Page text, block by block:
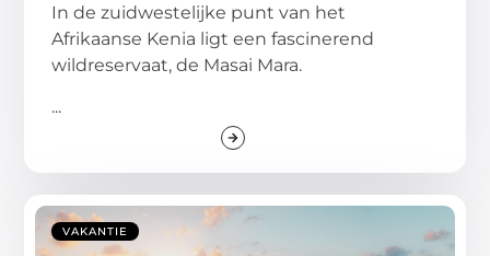
In de zuidwestelijke punt van het
Afrikaanse Kenia ligt een fascinerend
wildreservaat, de Masai Mara.
...
VAKANTIE